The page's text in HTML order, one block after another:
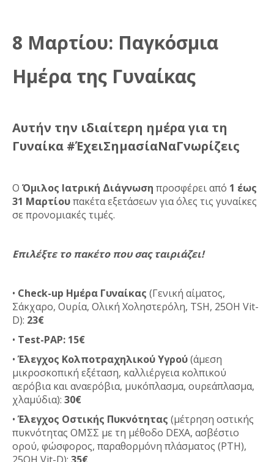
8 Μαρτίου: Παγκόσμια
Ημέρα της Γυναίκας
Aυτήν την ιδιαίτερη ημέρα για τη
Γυναίκα #ΈχειΣημασίαΝαΓνωρίζεις
Ο Όμιλος Ιατρική Διάγνωση προσφέρει από 1 έως
31 Μαρτίουπακέτα εξετάσεων για όλες τις γυναίκες
σε προνομιακές τιμές.
Επιλέξτε το πακέτο που σας ταιριάζει!
• Check-up Ημέρα Γυναίκας (Γενική αίματος,
Σάκχαρο, Ουρία, Ολική Χοληστερόλη, TSH, 25OH Vit-
D): 23€
• Test-PAP: 15€
•Έλεγχος Κολποτραχηλικού Υγρού(άμεση
μικροσκοπική εξέταση, καλλιέργεια κολπικού
αερόβια και αναερόβια, μυκόπλασμα, ουρεάπλασμα,
χλαμύδια): 30€
•Έλεγχος Οστικής Πυκνότητας (μέτρηση οστικής
πυκνότητας ΟΜΣΣ με τη μέθοδο DEXA, ασβέστιο
ορού, φώσφορος, παραθορμόνη πλάσματος (PTH),